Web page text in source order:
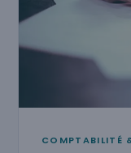
COMPTABILITÉ